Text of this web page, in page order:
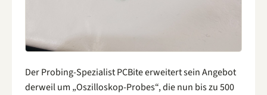
Der Probing-Spezialist PCBite erweitert sein Angebot
derweil um „Oszilloskop-Probes“, die nun bis zu 500